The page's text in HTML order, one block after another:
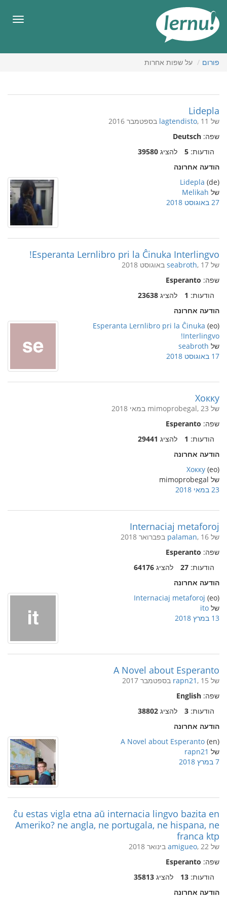
העניינים
פורום על שפות אחרות
Lidepla
של lagtendisto, 11 בספטמבר 2016
שפה: Deutsch
הודעות: 5 להציג 39580
הודעה אחרונה
(de)
Lidepla
של Melikah
27 באוגוסט 2018
Esperanta Lernlibro pri la Ĉinuka Interlingvo!
של seabroth, 17 באוגוסט 2018
שפה: Esperanto
הודעות: 1 להציג 23638
הודעה אחרונה
(eo)
Esperanta Lernlibro pri la Ĉinuka
Interlingvo!
של seabroth
17 באוגוסט 2018
Хокку
של mimoprobegal, 23 במאי 2018
שפה: Esperanto
הודעות: 1 להציג 29441
הודעה אחרונה
(eo)
Хокку
של mimoprobegal
23 במאי 2018
Internaciaj metaforoj
של palaman, 16 בפברואר 2018
שפה: Esperanto
הודעות: 27 להציג 64176
הודעה אחרונה
(eo)
Internaciaj metaforoj
של ito
13 במרץ 2018
A Novel about Esperanto
של rapn21 , 15 בספטמבר 2017
שפה: English
הודעות: 3 להציג 38802
הודעה אחרונה
(en)
A Novel about Esperanto
של rapn21
7 במרץ 2018
ĉu estas vigla etna aŭ internacia lingvo bazita en
Ameriko? ne angla, ne portugala, ne hispana, ne
franca ktp
של amigueo, 22 בינואר 2018
שפה: Esperanto
הודעות: 13 להציג 35813
הודעה אחרונה